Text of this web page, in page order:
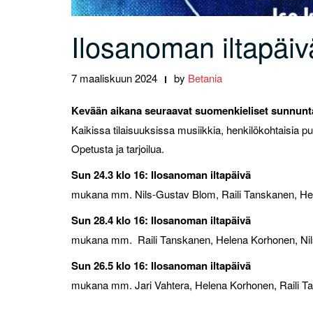
Ilosanoman
7 maaliskuun 2024 by Betania
Kevään aikana seuraavat suomenkieliset
Kaikissa tilaisuuksissa musiikkia, henkilökohtaisia
Opetusta ja tarjoilua.
Sun 24.3 klo 16: Ilosanoman iltapäivä
mukana mm. Nils-Gustav Blom, Raili Tanskanen,
Sun 28.4 klo 16: Ilosanoman iltapäivä
mukana mm. Raili Tanskanen, Helena Korhonen,
Sun 26.5 klo 16: Ilosanoman iltapäivä
mukana mm. Jari Vahtera, Helena Korhonen, Raili